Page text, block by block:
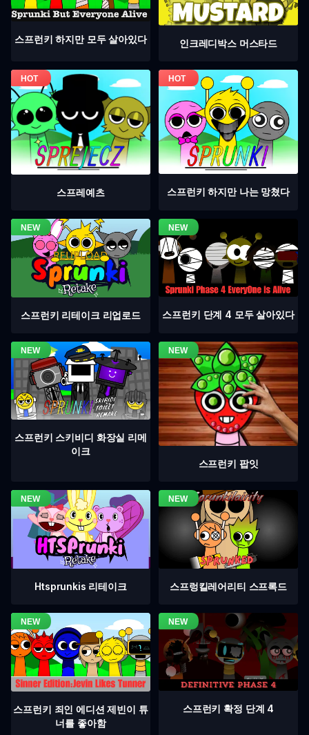
스프런키 하지만 모두 살아있다 인크레디박스 머스타드
스프레예츠 스프런키 하지만 나는 망쳤다
스프런키 리테이크 리업로드 스프런키 단계 4 모두 살아있다
스프런키 스키비디 화장실 리메
이크
스프런키 팝잇
Htsprunkis 리테이크 스프렁킬레어리티 스프록드
스프런키 죄인 에디션 제빈이 튜
너를 좋아함
스프런키 확정 단계 4